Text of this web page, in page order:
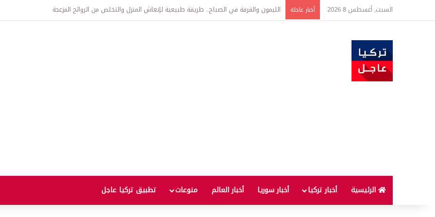
السبت, أغسطس 8 2026 أخبار عاجلة تفاصيل جديدة بعد توقيع اتفاقية الدفاع بين تركيا والسعودية وباكستان.. ما الهدف من التحالف الثلاثي؟
الرئيسية أخبار تركيا أخبار سوريا أخبار العالم منوعات تطبيق تركيا عاجل